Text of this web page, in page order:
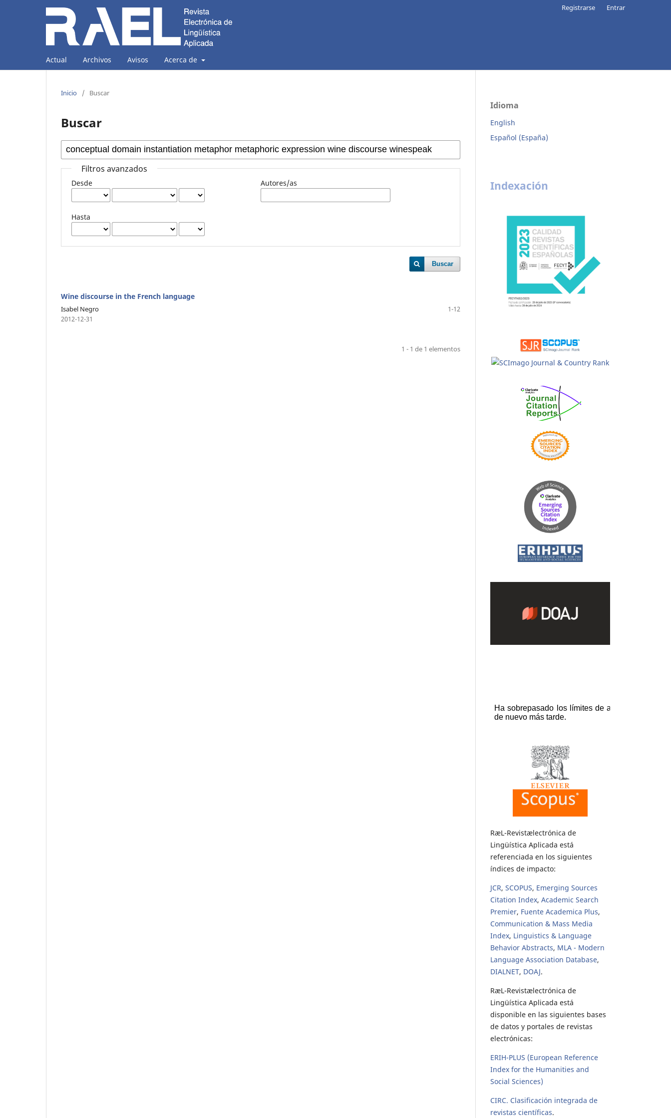
Actual Archivos Avisos Acerca de
Registrarse Entrar
Inicio / Buscar
Buscar
Filtros avanzados
Desde
Hasta
Autores/as
Buscar
Wine discourse in the French language
Isabel Negro
1-12
2012-12-31
1 - 1 de 1 elementos
Idioma
English
Español (España)
Indexación
RæL-Revistælectrónica de
Lingüística Aplicada está
referenciada en los siguientes
índices de impacto:
JCR, SCOPUS, Emerging Sources
Citation Index, Academic Search
Premier, Fuente Academica Plus,
Communication & Mass Media
Index, Linguistics & Language
Behavior Abstracts, MLA - Modern
Language Association Database,
DIALNET, DOAJ.
RæL-Revistælectrónica de
Lingüística Aplicada está
disponible en las siguientes bases
de datos y portales de revistas
electrónicas:
ERIH-PLUS (European Reference
Index for the Humanities and
Social Sciences)
CIRC. Clasificación integrada de
revistas científicas.